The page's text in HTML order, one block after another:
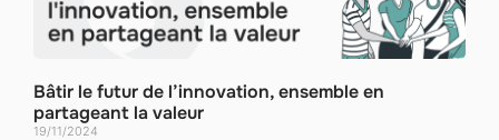
Bâtir le futur de l’innovation, ensemble en
partageant la valeur
19/11/2024